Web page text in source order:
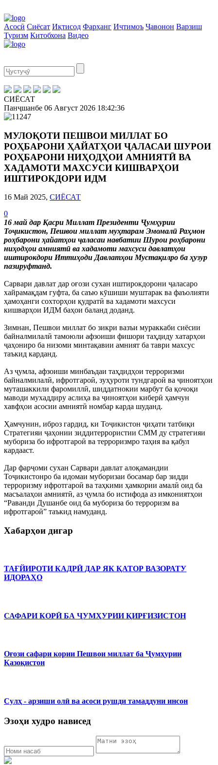
Асосӣ Сиёсат Иқтисод Фарҳанг Иҷтимоъ Ҷавонон Варзиш
Туризм Китобхона Видео
СИЁСАТ
Панҷшанбе 06 Август 2026 18:42:36
МУЛОҚОТИ ПЕШВОИ МИЛЛАТ БО
РОҲБАРОНИ ҲАЙАТҲОИ ҶАЛАСАИ ШУРОИ
РОҲБАРОНИ НИҲОДҲОИ АМНИЯТӢ ВА
ХАДАМОТИ МАХСУСИ КИШВАРҲОИ
ИШТИРОКДОРИ ИДМ
16 Май 2025, СИЁСАТ
0
16 май дар Қасри Миллат Президенти Ҷумҳурии
Тоҷикистон, Пешвои миллат муҳтарам Эмомалӣ Раҳмон
роҳбарони ҳайатҳои ҷаласаи навбатии Шурои роҳбарони
ниҳодҳои амниятӣ ва хадамоти махсуси давлатҳои
иштирокдори Иттиҳоди Давлатҳои Мустақилро ба ҳузур
пазируфтанд.
Сарвари давлат дар оғози сухан иштирокдорони ҷаласаро
хайрамақдам гуфта, ба саъю кӯшиши муштарак ва фаъолияти
ҳамоҳанги сохторҳои қудратӣ ва хадамоти махсуси
кишварҳои ИДМ баҳои баланд доданд.
Зимнан, Пешвои миллат бо зикри вазъи мураккаби сиёсии
байналмилалӣ тамоюли афзоиши фишори таҳдиду хатарҳои
ҷаҳониро ба низоми минтақавии амният ба таври махсус
таъкид карданд.
Аз ҷумла, афзоиши минбаъдаи таҳдидҳои терроризми
байналмилалӣ, ифротгароӣ, зуҳуроти тундгароӣ ва ҷиноятҳои
муташаккили фаромиллӣ, шиддатнокии марбут ба қочоқи
маводи мухаддиру аслиҳа ва ҷиноятҳои киберӣ ҳамчун
хавфҳои асосии амниятӣ номбар карда шуданд.
Ҳамчунин, иброз гардид, ки Тоҷикистон ҷиҳати татбиқи
Стратегияи ҷаҳонии зиддитеррористии СММ ду стратегияи
мубориза бо ифротгароӣ ва терроризмро таҳия ва қабул
кардааст.
Дар фарҷоми сухан Сарвари давлат алоқамандии
Тоҷикистонро ба идомаи муборизаи босамар бар зидди
терроризму ифротгароӣ ва таҳкими ҳамкории амалӣ оид ба
масъалаҳои амниятӣ, аз ҷумла бо истифода аз имкониятҳои
“Раванди Душанбе оид ба мубориза бо терроризм ва
ифротгароӣ” таъкид намуданд.
Хабарҳои дигар
ТАҒЙИРОТИ КАДРӢ ДАР ЯК ҚАТОР ВАЗОРАТУ
ИДОРАҲО
САФАРИ КОРӢ БА ҶУМҲУРИИ ҚИРҒИЗИСТОН
Оғози сафари кории Пешвои миллат ба Ҷумҳурии
Қазоқистон
Сулҳ - арзиши олӣ ва асоси рушди тамаддуни инсон
Эзоҳи худро нависед